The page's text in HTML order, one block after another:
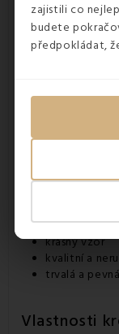
zajistili co
budete
předpokládat,
Výhody
vzdušný
prevence
jemné i k
krásný vzor
kvalitní a
trvalá a
Vlastnosti